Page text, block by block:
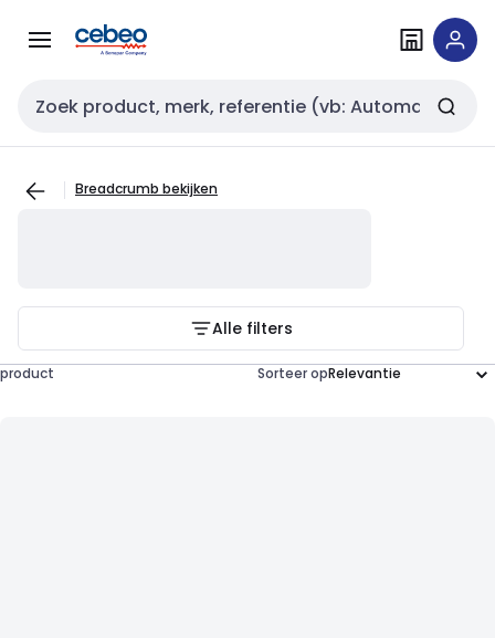
naar
naar
Zoekveld invoer
Breadcrumb bekijken
Alle filters
product Sorteer op